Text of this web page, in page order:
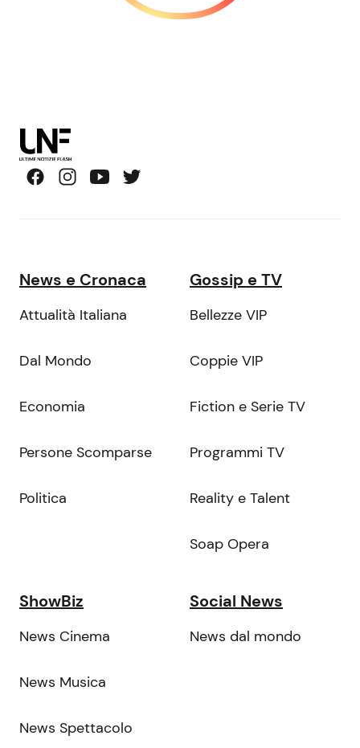
News e Cronaca
Attualità Italiana
Dal Mondo
Economia
Persone Scomparse
Politica
Gossip e TV
Bellezze VIP
Coppie VIP
Fiction e Serie TV
Programmi TV
Reality e Talent
Soap Opera
ShowBiz
News Cinema
News Musica
News Spettacolo
Social News
News dal mondo